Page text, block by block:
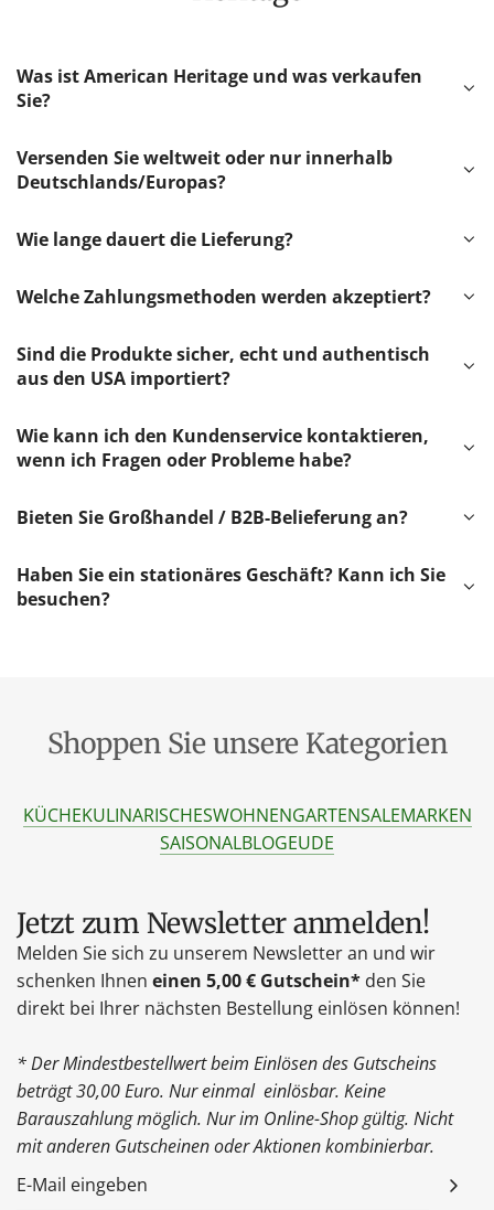
Was ist American Heritage und was verkaufen
Sie?
Versenden Sie weltweit oder nur innerhalb
Deutschlands/Europas?
Wie lange dauert die Lieferung?
Welche Zahlungsmethoden werden akzeptiert?
Sind die Produkte sicher, echt und authentisch
aus den USA importiert?
Wie kann ich den Kundenservice kontaktieren,
wenn ich Fragen oder Probleme habe?
Bieten Sie Großhandel / B2B-Belieferung an?
Haben Sie ein stationäres Geschäft? Kann ich Sie
besuchen?
Shoppen Sie unsere Kategorien
KÜCHEKULINARISCHESWOHNENGARTENSALEMARKEN
SAISONALBLOGEUDE
Jetzt zum Newsletter anmelden!
Melden Sie sich zu unserem Newsletter an und wir
schenken Ihnen einen 5,00 € Gutschein* den Sie
direkt bei Ihrer nächsten Bestellung einlösen können!
* Der Mindestbestellwert beim Einlösen des Gutscheins
beträgt 30,00 Euro. Nur einmal einlösbar. Keine
Barauszahlung möglich. Nur im Online-Shop gültig. Nicht
mit anderen Gutscheinen oder Aktionen kombinierbar.